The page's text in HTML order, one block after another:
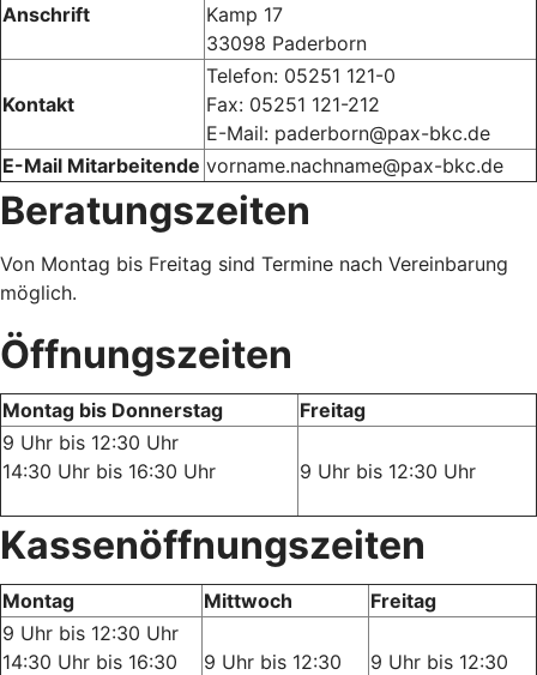
Anschrift
Kamp 17
33098 Paderborn
Kontakt
Telefon: 05251 121-0
Fax: 05251 121-212
E-Mail: paderborn@pax-bkc.de
E-Mail Mitarbeitende vorname.nachname@pax-bkc.de
Beratungszeiten
Von Montag bis Freitag sind Termine nach Vereinbarung
möglich.
Öffnungszeiten
Montag bis Donnerstag
Freitag
9 Uhr bis 12:30 Uhr
14:30 Uhr bis 16:30 Uhr
9 Uhr bis 12:30 Uhr
Kassenöffnungszeiten
Montag Mittwoch
Freitag
9 Uhr bis 12:30 Uhr
14:30 Uhr bis 16:30
9 Uhr bis 12:30
9 Uhr bis 12:30